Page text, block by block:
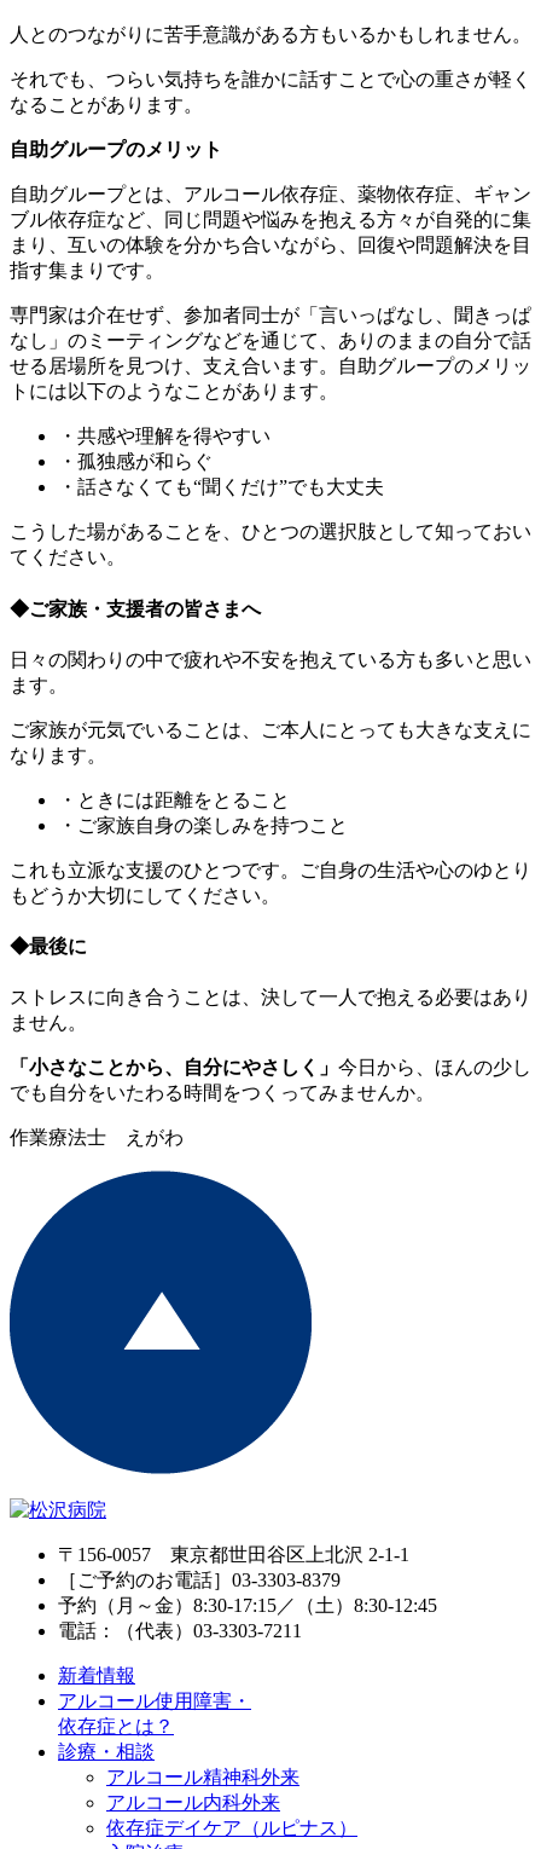
人とのつながりに苦手意識がある方もいるかもしれません。
それでも、つらい気持ちを誰かに話すことで心の重さが軽く
なることがあります。
自助グループのメリット
自助グループとは、アルコール依存症、薬物依存症、ギャン
ブル依存症など、同じ問題や悩みを抱える方々が自発的に集
まり、互いの体験を分かち合いながら、回復や問題解決を目
指す集まりです。
専門家は介在せず、参加者同士が「言いっぱなし、聞きっぱ
なし」のミーティングなどを通じて、ありのままの自分で話
せる居場所を見つけ、支え合います。自助グループのメリッ
トには以下のようなことがあります。
・共感や理解を得やすい
・孤独感が和らぐ
・話さなくても“聞くだけ”でも大丈夫
こうした場があることを、ひとつの選択肢として知っておい
てください。
◆ご家族・支援者の皆さまへ
日々の関わりの中で疲れや不安を抱えている方も多いと思い
ます。
ご家族が元気でいることは、ご本人にとっても大きな支えに
なります。
・ときには距離をとること
・ご家族自身の楽しみを持つこと
これも立派な支援のひとつです。ご自身の生活や心のゆとり
もどうか大切にしてください。
◆最後に
ストレスに向き合うことは、決して一人で抱える必要はあり
ません。
「小さなことから、自分にやさしく」 今日から、ほんの少し
でも自分をいたわる時間をつくってみませんか。
作業療法士 えがわ
〒156-0057 東京都世田谷区上北沢 2-1-1
［ご予約のお電話］03-3303-8379
予約（月～金）8:30-17:15／（土）8:30-12:45
電話：（代表）03-3303-7211
新着情報
アルコール使用障害・
依存症とは？
診療・相談
アルコール精神科外来
アルコール内科外来
依存症デイケア（ルピナス）